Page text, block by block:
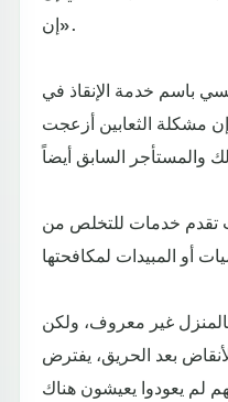
إن».
باسم خدمة الإنقاذ في
مشكلة الثعابين أزعجت
تقدم خدمات للتخلص من
غير معروف، ولكن
بعد الحريق، يفترض